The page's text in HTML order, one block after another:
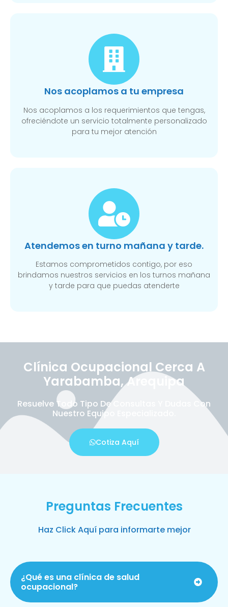
Nos acoplamos a tu empresa
Nos acoplamos a los requerimientos que tengas,
ofreciéndote un servicio totalmente personalizado
para tu mejor atención
Atendemos en turno mañana y tarde.
Estamos comprometidos contigo, por eso
brindamos nuestros servicios en los turnos mañana
y tarde para que puedas atenderte
Clínica Ocupacional Cerca A
Yarabamba, Arequipa
Resuelve Todo Tipo De Consultas Y Dudas Con
Nuestro Equipo Especializado.
Cotiza Aquí
Preguntas Frecuentes
Haz Click Aquí para informarte mejor
¿Qué es una clínica de salud
ocupacional?